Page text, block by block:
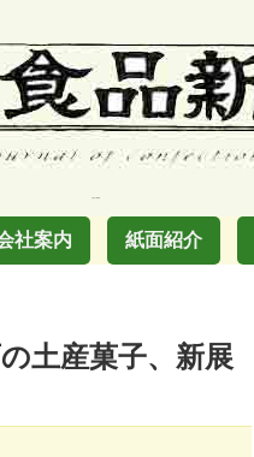
社案内 紙面紹介
土産菓子、新展